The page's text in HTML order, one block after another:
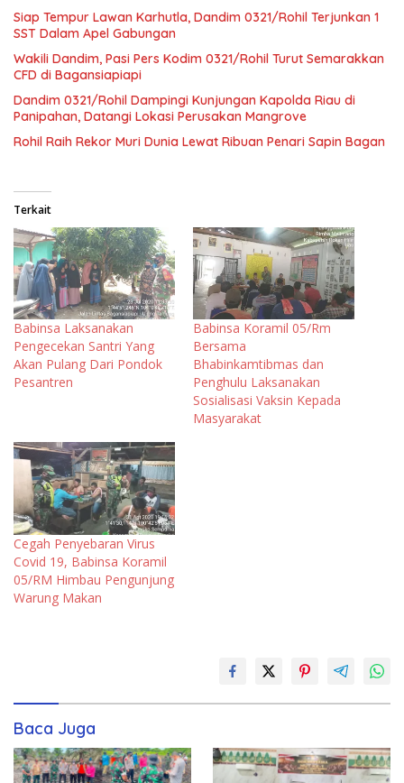
Siap Tempur Lawan Karhutla, Dandim 0321/Rohil Terjunkan 1
SST Dalam Apel Gabungan
Wakili Dandim, Pasi Pers Kodim 0321/Rohil Turut Semarakkan
CFD di Bagansiapiapi
Dandim 0321/Rohil Dampingi Kunjungan Kapolda Riau di
Panipahan, Datangi Lokasi Perusakan Mangrove
Rohil Raih Rekor Muri Dunia Lewat Ribuan Penari Sapin Bagan
Terkait
Babinsa Laksanakan
Pengecekan Santri Yang
Akan Pulang Dari Pondok
Pesantren
Babinsa Koramil 05/Rm
Bersama
Bhabinkamtibmas dan
Penghulu Laksanakan
Sosialisasi Vaksin Kepada
Masyarakat
Cegah Penyebaran Virus
Covid 19, Babinsa Koramil
05/RM Himbau Pengunjung
Warung Makan
Baca Juga